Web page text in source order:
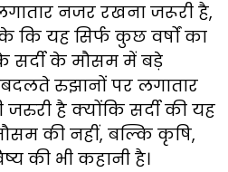
नजर रखना जरूरी है,
कि यह सिर्फ कुछ वर्षों का
सर्दी के मौसम में बड़े
रुझानों पर लगातार
है क्योंकि सर्दी की यह
की नहीं, बल्कि कृषि,
की भी कहानी है।